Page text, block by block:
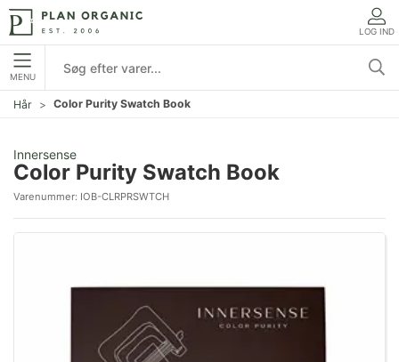
LOG IND
MENU
Hår Color Purity Swatch Book
Innersense
Color Purity Swatch Book
Varenummer: IOB-CLRPRSWTCH